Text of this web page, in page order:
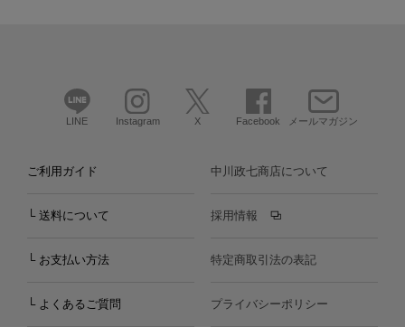
LINE Instagram X Facebook メールマガジン
ご利用ガイド
└ 送料について
└ お支払い方法
└ よくあるご質問
中川政七商店について
採用情報
特定商取引法の表記
プライバシーポリシー